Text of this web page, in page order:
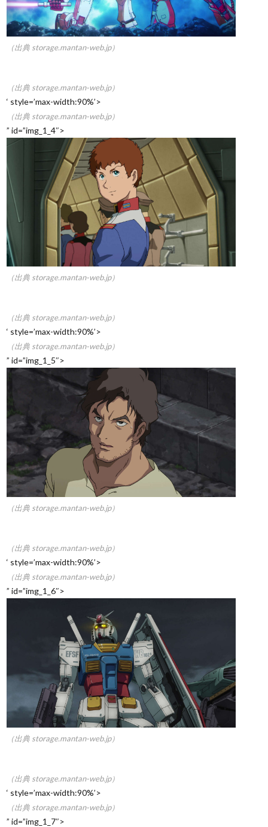
（出典 storage.mantan-web.jp）
（出典 storage.mantan-web.jp）
‘ style=’max-width:90%’>
（出典 storage.mantan-web.jp）
” id=”img_1_4″>
（出典 storage.mantan-web.jp）
（出典 storage.mantan-web.jp）
‘ style=’max-width:90%’>
（出典 storage.mantan-web.jp）
” id=”img_1_5″>
（出典 storage.mantan-web.jp）
（出典 storage.mantan-web.jp）
‘ style=’max-width:90%’>
（出典 storage.mantan-web.jp）
” id=”img_1_6″>
（出典 storage.mantan-web.jp）
（出典 storage.mantan-web.jp）
‘ style=’max-width:90%’>
（出典 storage.mantan-web.jp）
” id=”img_1_7″>